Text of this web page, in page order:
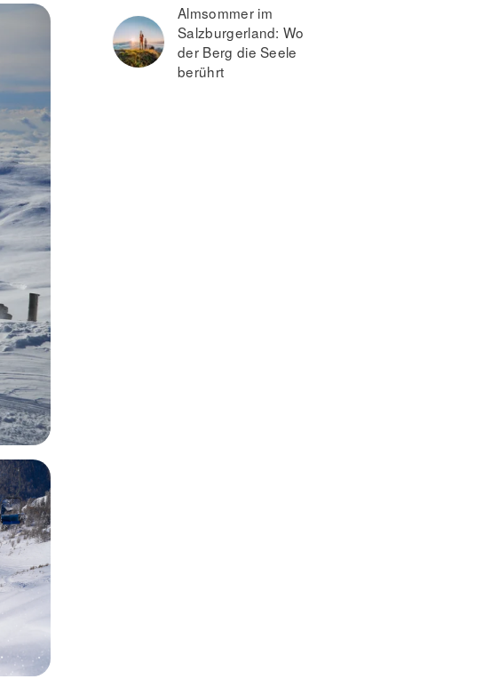
Almsommer im
Salzburgerland: Wo
der Berg die Seele
berührt